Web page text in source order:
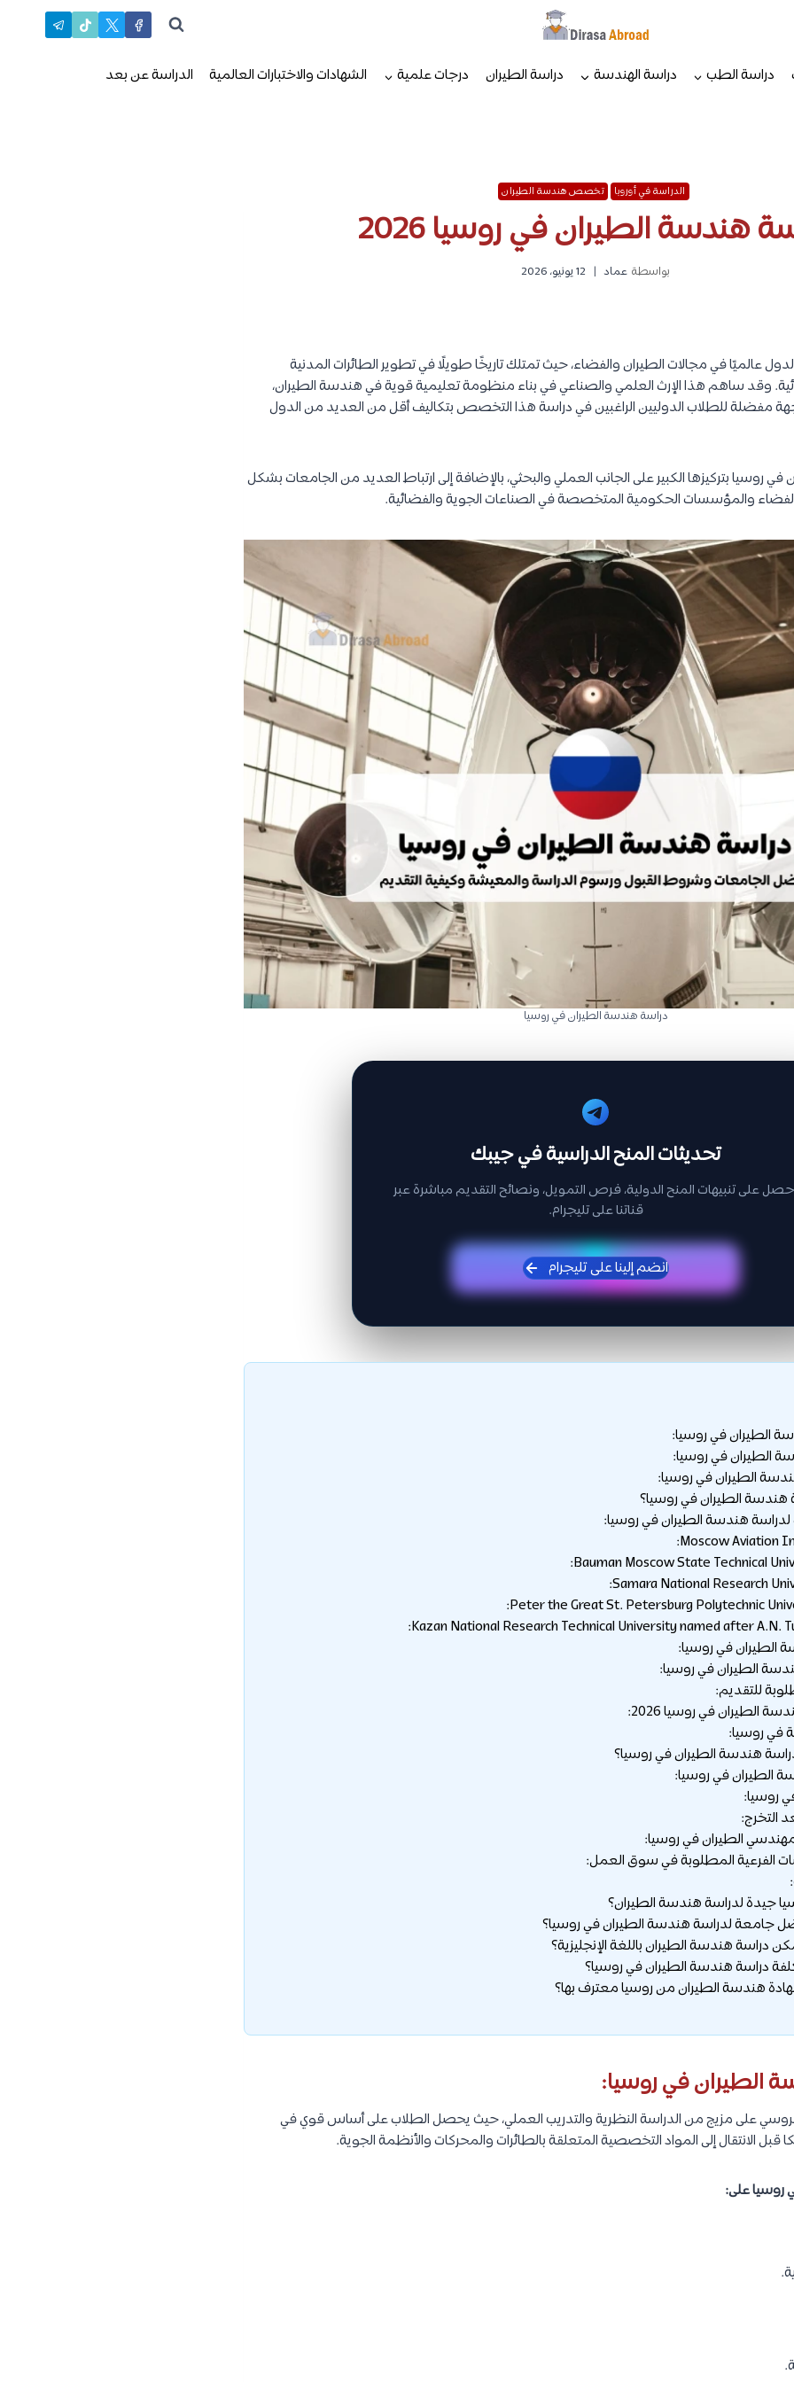
دراسة الطب دراسة الهندسة دراسة الطيران درجات علمية الشهادات والاختبارات العالمية الدراسة عن بعد
الدراسة في أوروبا تخصص هندسة الطيران
هندسة الطيران في روسيا 2026
بواسطة عماد 12 يونيو، 2026
عالميًا في مجالات الطيران والفضاء، حيث تمتلك تاريخًا طويلًا في تطوير الطائرات المدنية
وقد ساهم هذا الإرث العلمي والصناعي في بناء منظومة تعليمية قوية في هندسة الطيران،
مفضلة للطلاب الدوليين الراغبين في دراسة هذا التخصص بتكاليف أقل من العديد من الدول
روسيا بتركيزها الكبير على الجانب العملي والبحثي، بالإضافة إلى ارتباط العديد من الجامعات بشكل
والمؤسسات الحكومية المتخصصة في الصناعات الجوية والفضائية.
دراسة هندسة الطيران في روسيا
تحديثات المنح الدراسية في جيبك
على تنبيهات المنح الدولية، فرص التمويل، ونصائح التقديم مباشرة عبر
قناتنا على تليجرام.
انضم إلينا على تليجرام
الطيران في روسيا:
الطيران في روسيا:
الطيران في روسيا:
هندسة الطيران في روسيا؟
هندسة الطيران في روسيا:
في روسيا:
الطيران في روسيا:
للتقديم:
الطيران في روسيا 2026:
في روسيا:
هندسة الطيران في روسيا؟
الطيران في روسيا:
روسيا:
التخرج:
الطيران في روسيا:
الفرعية المطلوبة في سوق العمل:
الطيران في روسيا:
على مزيج من الدراسة النظرية والتدريب العملي، حيث يحصل الطلاب على أساس قوي في
قبل الانتقال إلى المواد التخصصية المتعلقة بالطائرات والمحركات والأنظمة الجوية.
روسيا على: